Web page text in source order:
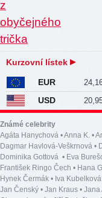
Kurzovní lístek
EUR
USD
Známé celebrity
Agáta Hanychová •Anna K. •
Dagmar Havlová-Veškrnová •
Dominika Gottová • Eva
František Ringo Čech • Hana
Hynek Čermák • Iva Kubelková
Jan Čenský • Jan Kraus • Jana